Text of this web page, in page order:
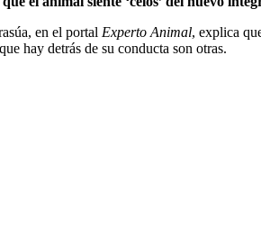
en el portal Experto Animal, explica
hay detrás de su conducta son otras.